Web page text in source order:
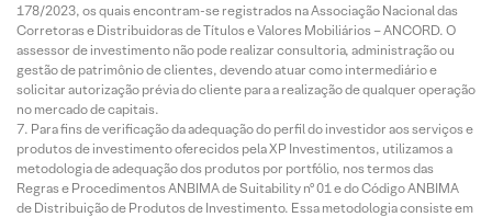
178/2023, os quais encontram-se registrados na Associação Nacional das
Corretoras e Distribuidoras de Títulos e Valores Mobiliários – ANCORD. O
assessor de investimento não pode realizar consultoria, administração ou
gestão de patrimônio de clientes, devendo atuar como intermediário e
solicitar autorização prévia do cliente para a realização de qualquer operação
no mercado de capitais.
Para fins de verificação da adequação do perfil do investidor aos serviços e
produtos de investimento oferecidos pela XP Investimentos, utilizamos a
metodologia de adequação dos produtos por portfólio, nos termos das
Regras e Procedimentos ANBIMA de Suitability nº 01 e do Código ANBIMA
de Distribuição de Produtos de Investimento. Essa metodologia consiste em